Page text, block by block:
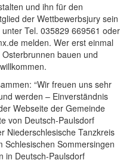
und ihn für den
der Wettbewerbsjury sein
Tel. 035829 669561 oder
melden. Wer erst einmal
bauen und
“Wir freuen uns sehr
werden – Einverständnis
Webseite der Gemeinde
von Deutsch-Paulsdorf
Niederschlesische Tanzkreis
Schlesischen Sommersingen
in Deutsch-Paulsdorf